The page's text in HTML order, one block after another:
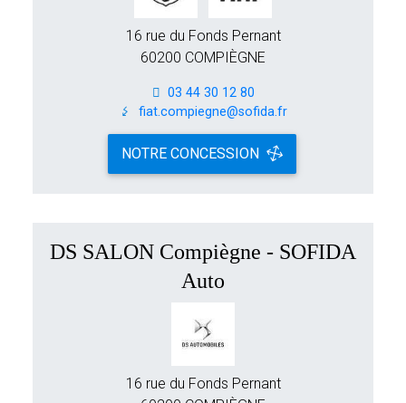
16 rue du Fonds Pernant
60200 COMPIÈGNE
03 44 30 12 80
fiat.compiegne@sofida.fr
NOTRE CONCESSION
DS SALON Compiègne - SOFIDA
Auto
16 rue du Fonds Pernant